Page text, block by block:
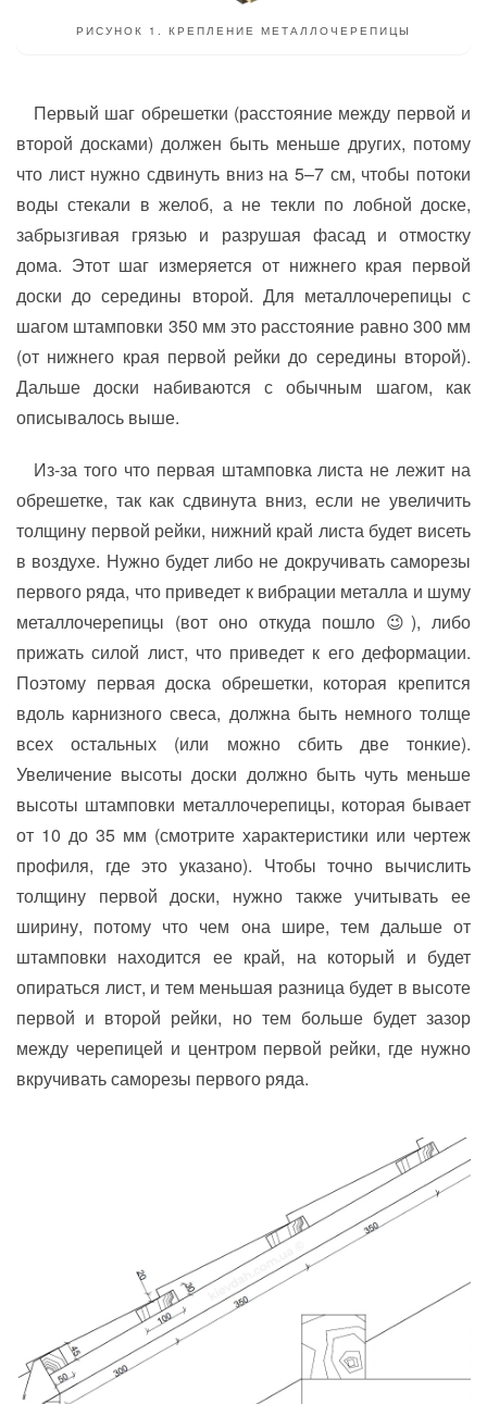
РИСУНОК 1. КРЕПЛЕНИЕ МЕТАЛЛОЧЕРЕПИЦЫ
Первый шаг обрешетки (расстояние между первой и
второй досками) должен быть меньше других, потому
что лист нужно сдвинуть вниз на 5–7 см, чтобы потоки
воды стекали в желоб, а не текли по лобной доске,
забрызгивая грязью и разрушая фасад и отмостку
дома. Этот шаг измеряется от нижнего края первой
доски до середины второй. Для металлочерепицы с
шагом штамповки 350 мм это расстояние равно 300 мм
(от нижнего края первой рейки до середины второй).
Дальше доски набиваются с обычным шагом, как
описывалось выше.
Из-за того что первая штамповка листа не лежит на
обрешетке, так как сдвинута вниз, если не увеличить
толщину первой рейки, нижний край листа будет висеть
в воздухе. Нужно будет либо не докручивать саморезы
первого ряда, что приведет к вибрации металла и шуму
металлочерепицы (вот оно откуда пошло 😉), либо
прижать силой лист, что приведет к его деформации.
Поэтому первая доска обрешетки, которая крепится
вдоль карнизного свеса, должна быть немного толще
всех остальных (или можно сбить две тонкие).
Увеличение высоты доски должно быть чуть меньше
высоты штамповки металлочерепицы, которая бывает
от 10 до 35 мм (смотрите характеристики или чертеж
профиля, где это указано). Чтобы точно вычислить
толщину первой доски, нужно также учитывать ее
ширину, потому что чем она шире, тем дальше от
штамповки находится ее край, на который и будет
опираться лист, и тем меньшая разница будет в высоте
первой и второй рейки, но тем больше будет зазор
между черепицей и центром первой рейки, где нужно
вкручивать саморезы первого ряда.